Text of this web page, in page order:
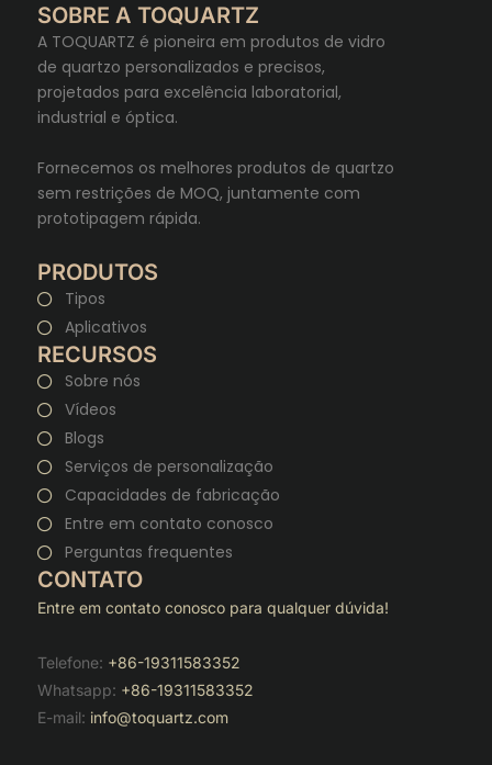
SOBRE A TOQUARTZ
A TOQUARTZ é pioneira em produtos de vidro
de quartzo personalizados e precisos,
projetados para excelência laboratorial,
industrial e óptica.
Fornecemos os melhores produtos de quartzo
sem restrições de MOQ, juntamente com
prototipagem rápida.
PRODUTOS
Tipos
Aplicativos
RECURSOS
Sobre nós
Vídeos
Blogs
Serviços de personalização
Capacidades de fabricação
Entre em contato conosco
Perguntas frequentes
CONTATO
Entre em contato conosco para qualquer dúvida!
Telefone: +86-19311583352
Whatsapp: +86-19311583352
E-mail: info@toquartz.com